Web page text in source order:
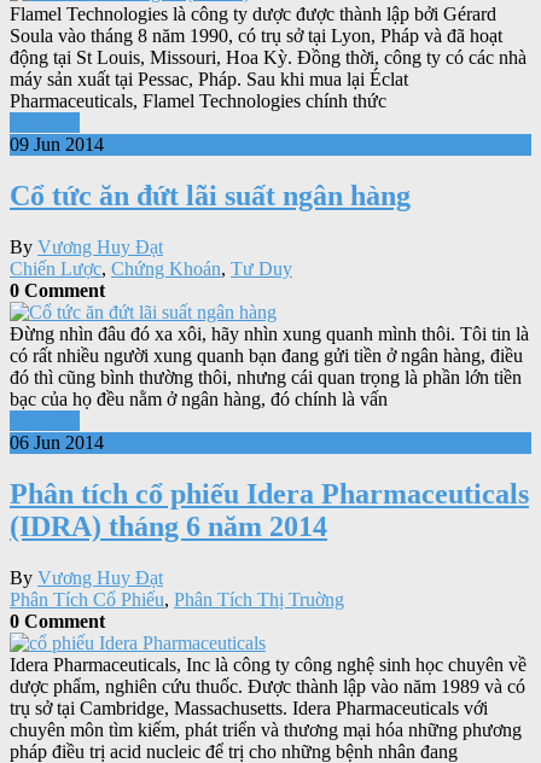
Flamel Technologies là công ty dược được thành lập bởi Gérard
Soula vào tháng 8 năm 1990, có trụ sở tại Lyon, Pháp và đã hoạt
động tại St Louis, Missouri, Hoa Kỳ. Đồng thời, công ty có các nhà
máy sản xuất tại Pessac, Pháp. Sau khi mua lại Éclat
Pharmaceuticals, Flamel Technologies chính thức
09 Jun 2014
Cổ tức ăn đứt lãi suất ngân hàng
By Vương Huy Đạt
Chiến Lược, Chứng Khoán, Tư Duy
0 Comment
Đừng nhìn đâu đó xa xôi, hãy nhìn xung quanh mình thôi. Tôi tin là
có rất nhiều người xung quanh bạn đang gửi tiền ở ngân hàng, điều
đó thì cũng bình thường thôi, nhưng cái quan trọng là phần lớn tiền
bạc của họ đều nằm ở ngân hàng, đó chính là vấn
06 Jun 2014
Phân tích cổ phiếu Idera Pharmaceuticals
(IDRA) tháng 6 năm 2014
By Vương Huy Đạt
Phân Tích Cổ Phiếu, Phân Tích Thị Truờng
0 Comment
Idera Pharmaceuticals, Inc là công ty công nghệ sinh học chuyên về
dược phẩm, nghiên cứu thuốc. Được thành lập vào năm 1989 và có
trụ sở tại Cambridge, Massachusetts. Idera Pharmaceuticals với
chuyên môn tìm kiếm, phát triển và thương mại hóa những phương
pháp điều trị acid nucleic để trị cho những bệnh nhân đang